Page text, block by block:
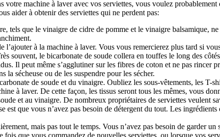
votre machine à laver avec vos serviettes, vous voulez
aider à obtenir des serviettes qui ne perdent pas:
tels que le vinaigre de cidre de pomme et le vinaigre balsamique,
l’ajouter à la machine à laver. Vous vous remercierez plus tard si
souvent, le bicarbonate de soude collera en touffes le long des
Il peut même s’agglutiner sur les fibres de coton et ne pas rincer
la sécheuse ou de les suspendre pour les sécher.
de soude et du vinaigre. Oubliez les sous-vêtements, les T-
à laver. De cette façon, les tissus seront tous les mêmes, vous
et au vinaigre. De nombreux propriétaires de serviettes veulent
est que vous n’avez pas besoin de détergent du tout. Les
mais pas tout le temps. Vous n’avez pas besoin de garder